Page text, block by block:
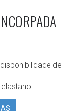
de